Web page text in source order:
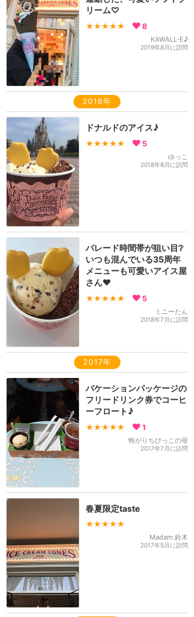
リーム♡
★★★★★ 8
KAWALL-E♪
2019年8月に訪問
2018年
ドナルドのアイス♪
★★★★★ 5
ゆっこ
2018年8月に訪問
パレード時間帯が狙い目❔
いつも混んでいる35周年
メニューも可愛いアイス屋
さん❤️
★★★★★ 5
ミニーたん
2018年7月に訪問
2017年
バケーションパッケージの
フリードリンク券でコーヒ
ーフロート♪
★★★★★ 1
怖がりちびっこの母
2017年7月に訪問
春夏限定taste
★★★★★
Madam.鈴木
2017年5月に訪問